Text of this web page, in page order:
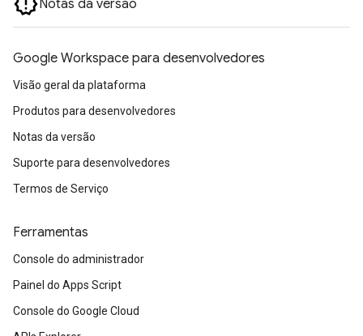
Notas da versão
Google Workspace para desenvolvedores
Visão geral da plataforma
Produtos para desenvolvedores
Notas da versão
Suporte para desenvolvedores
Termos de Serviço
Ferramentas
Console do administrador
Painel do Apps Script
Console do Google Cloud